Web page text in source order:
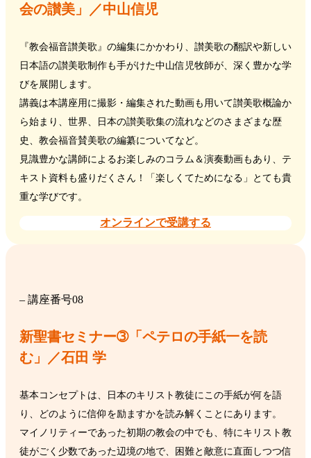
会の讃美」／中山信児
『教会福音讃美歌』の編集にかかわり、讃美歌の翻訳や新しい
日本語の讃美歌制作も手がけた中山信児牧師が、深く豊かな学
びを展開します。
講義は本講座用に撮影・編集された動画も用いて讃美歌概論か
ら始まり、世界、日本の讃美歌集の流れなどのさまざまな歴
史、教会福音賛美歌の編纂についてなど。
見識豊かな講師によるお楽しみのコラム＆演奏動画もあり、テ
キスト資料も盛りだくさん！「楽しくてためになる」とても貴
重な学びです。
オンラインで受講する
– 講座番号08
新聖書セミナー➂「ペテロの手紙一を読
む」／石田 学
基本コンセプトは、日本のキリスト教徒にこの手紙が何を語
り、どのように信仰を励ますかを読み解くことにあります。
マイノリティーであった初期の教会の中でも、特にキリスト教
徒がごく少数であった辺境の地で、困難と敵意に直面しつつ信